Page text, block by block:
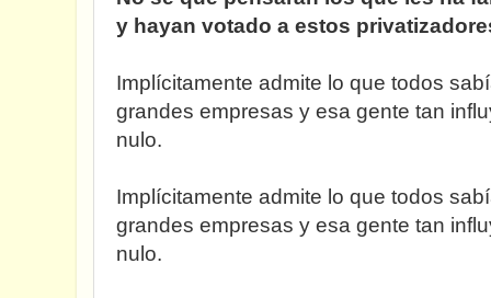
y hayan votado a estos
Implícitamente admite lo que todos
grandes empresas y esa gente tan
nulo.
Implícitamente admite lo que todos
grandes empresas y esa gente tan
nulo.